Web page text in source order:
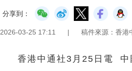
分享到：
2026-03-25 17:11 | 稿件來源：香港
香港中通社3月25日電 中